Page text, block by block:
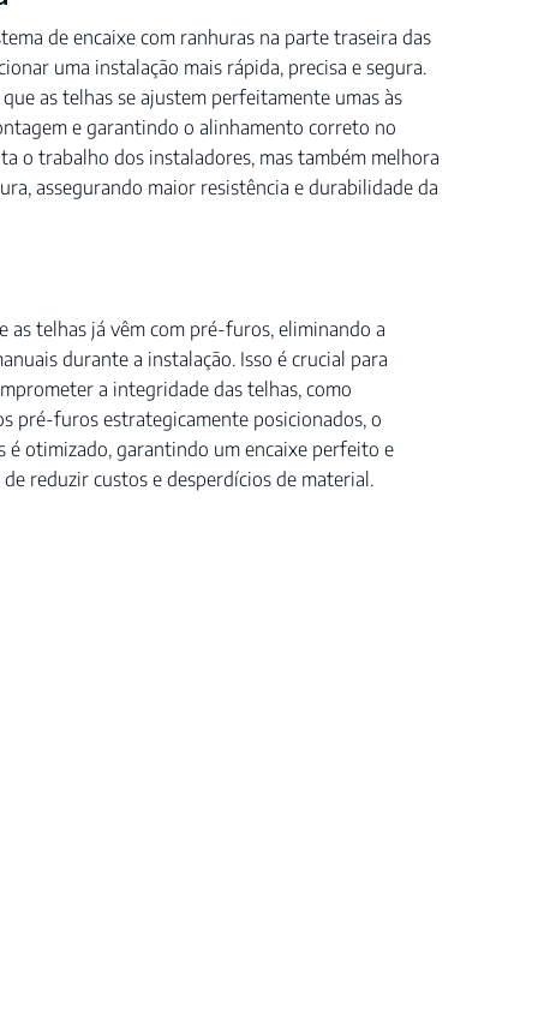
de encaixe com ranhuras na parte traseira das
uma instalação mais rápida, precisa e segura.
as telhas se ajustem perfeitamente umas às
e garantindo o alinhamento correto no
o trabalho dos instaladores, mas também melhora
assegurando maior resistência e durabilidade da
as telhas já vêm com pré-furos, eliminando a
durante a instalação. Isso é crucial para
a integridade das telhas, como
pré-furos estrategicamente posicionados, o
é otimizado, garantindo um encaixe perfeito e
reduzir custos e desperdícios de material.